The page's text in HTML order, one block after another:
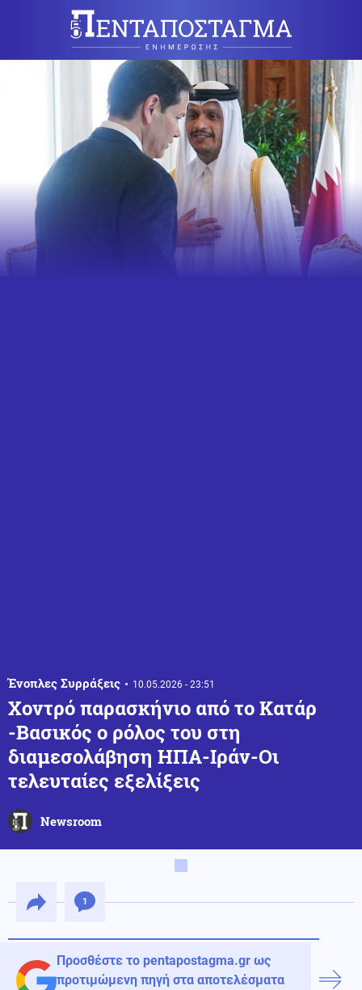
Ένοπλες Συρράξεις 10.05.2026 - 23:51
Χοντρό παρασκήνιο από το Κατάρ
-Βασικός ο ρόλος του στη
διαμεσολάβηση ΗΠΑ-Ιράν-Οι
τελευταίες εξελίξεις
Newsroom
1
Προσθέστε το pentapostagma.gr ως
προτιμώμενη πηγή στα αποτελέσματα